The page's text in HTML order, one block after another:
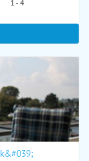
1 - 4